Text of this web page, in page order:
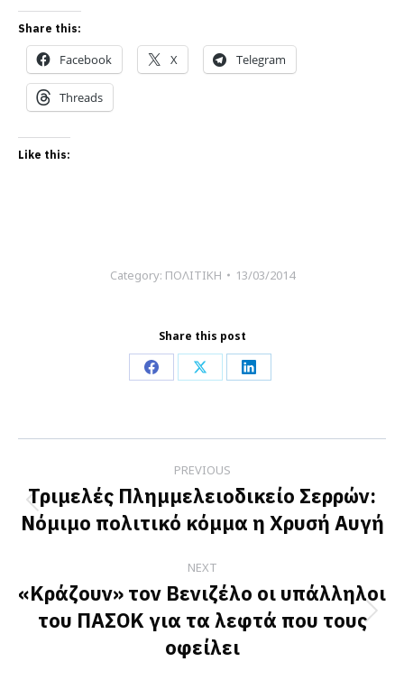
Share this:
Facebook X Telegram
Threads
Like this:
Category: ΠΟΛΙΤΙΚΗ 13/03/2014
Share this post
Share
Facebook
Share
X
Share
LinkedIn
navigation
PREVIOUS
Previous
post:
Τριμελές Πλημμελειοδικείο Σερρών:
Νόμιμο πολιτικό κόμμα η Χρυσή Αυγή
NEXT
Next
post:
«Κράζουν» τον Βενιζέλο οι υπάλληλοι
του ΠΑΣΟΚ για τα λεφτά που τους
οφείλει